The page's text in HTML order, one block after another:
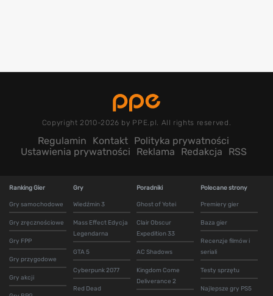
Copyright 2010-2026 by PPE.pl. All rights reserved.
Regulamin Kontakt Polityka prywatności
Ustawienia prywatności
Reklama Redakcja RSS
Ranking Gier
Gry samochodowe
Gry zręcznościowe
Gry FPP
Gry przygodowe
Gry akcji
Gry
Wiedźmin 3
Mass Effect Edycja
Legendarna
GTA 5
Cyberpunk 2077
Red Dead
Poradniki
Ghost of Yotei
Clair Obscur
Expedition 33
AC Shadows
Kingdom Come
Deliverance 2
Polecane strony
Premiery gier
Baza gier
Recenzje filmów i
seriali
Testy sprzętu
Najlepsze gry PS5